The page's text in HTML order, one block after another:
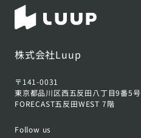
株式会社Luup
〒141-0031
東京都品川区西五反田八丁目9番5号
FORECAST五反田WEST 7階
Follow us